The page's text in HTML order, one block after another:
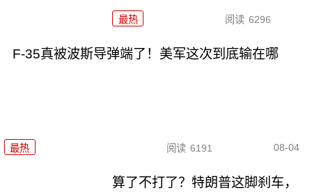
最热 阅读 6296
F-35真被波斯导弹端了！美军这次到底输在哪
最热 阅读 6191 08-04
算了不打了？特朗普这脚刹车，